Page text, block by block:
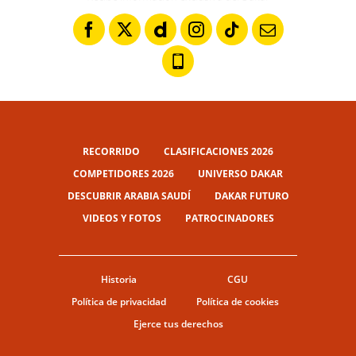
RECORRIDO
CLASIFICACIONES 2026
COMPETIDORES 2026
UNIVERSO DAKAR
DESCUBRIR ARABIA SAUDÍ
DAKAR FUTURO
VIDEOS Y FOTOS
PATROCINADORES
Historia
CGU
Política de privacidad
Política de cookies
Ejerce tus derechos